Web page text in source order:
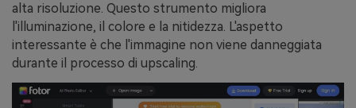
alta risoluzione. Questo strumento migliora
l'illuminazione, il colore e la nitidezza. L'aspetto
interessante è che l'immagine non viene danneggiata
durante il processo di upscaling.